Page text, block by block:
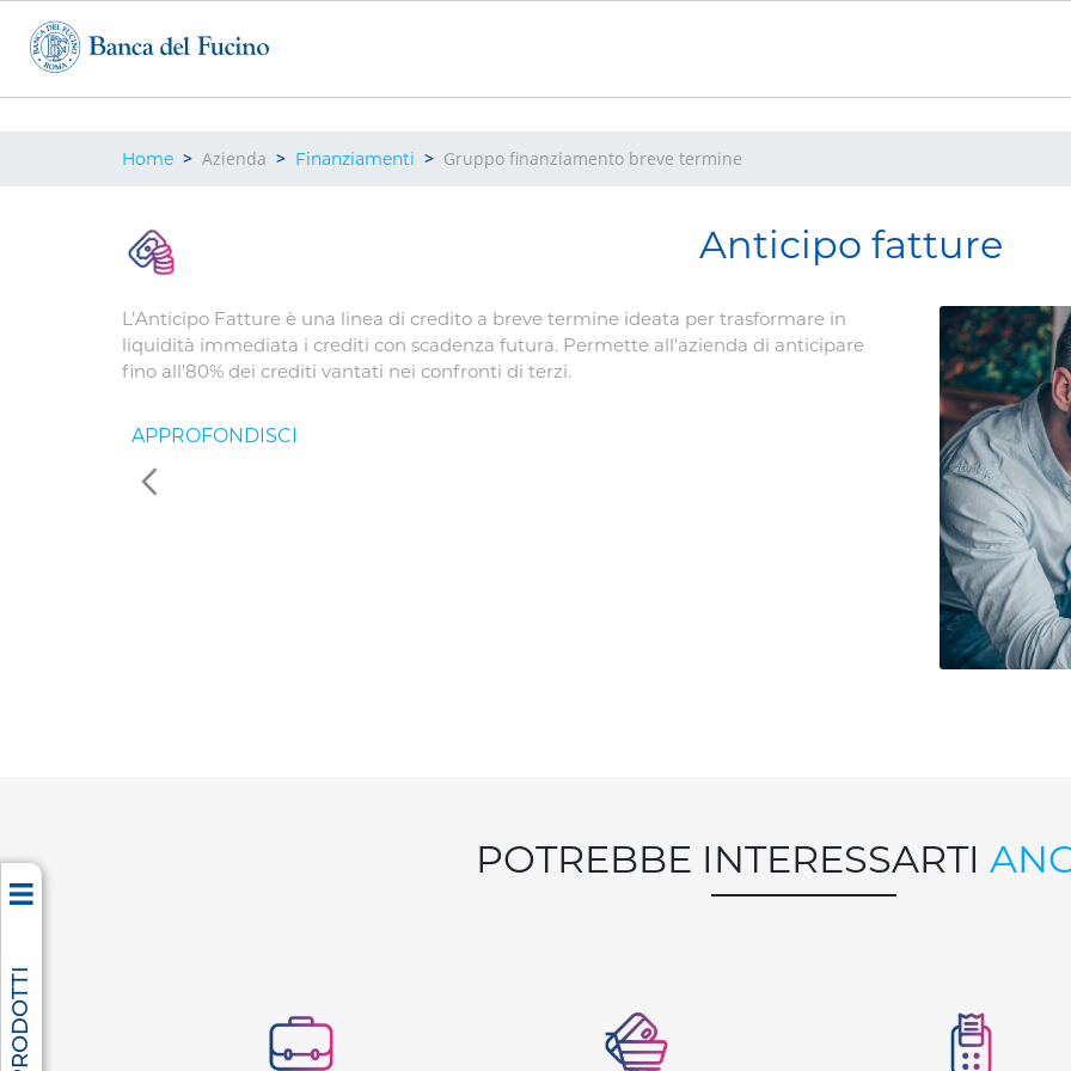
contenuto
principale
BricioleHome Azienda Finanziamenti Gruppo finanziamento breve termine
Anticipo fatture
L’Anticipo Fatture è una linea di credito a breve termine ideata per trasformare in
liquidità immediata i crediti con scadenza futura. Permette all'azienda di anticipare
fino all'80% dei crediti vantati nei confronti di terzi.
Dietro
POTREBBE INTERESSARTI